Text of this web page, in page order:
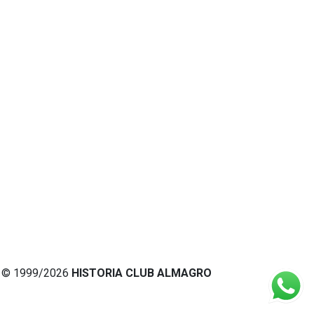
© 1999/2026 HISTORIA CLUB ALMAGRO